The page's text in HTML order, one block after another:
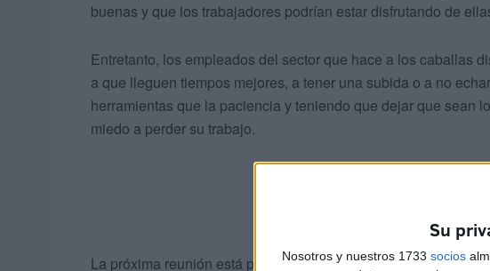
Su
Nosotros y nuestros 1733 socios
buenas y que los trabajadores podrían estar disfrutando de
Entretanto, los empleados del sector que hace a los caballas
a que lleguen tiempos mejores, a tener una subida o a no
herramientas que la paciencia y teniendo que dejar que sean
miedo a perder su trabajo.
La próxima reunión está prevista para este jueves. Las dos